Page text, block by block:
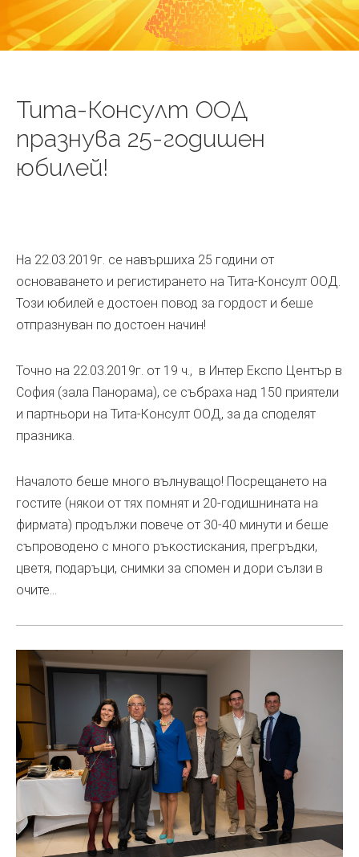
Тита-Консулт ООД
празнува 25-годишен
юбилей!
На 22.03.2019г. се навършиха 25 години от
основаването и регистирането на Тита-Консулт ООД.
Този юбилей е достоен повод за гордост и беше
отпразнуван по достоен начин!
Точно на 22.03.2019г. от 19 ч., в Интер Експо Център в
София (зала Панорама), се събраха над 150 приятели
и партньори на Тита-Консулт ООД, за да споделят
празника.
Началото беше много вълнуващo! Посрещането на
гостите (някои от тях помнят и 20-годишнината на
фирмата) продължи повече от 30-40 минути и беше
съпроводено с много ръкостискания, прегръдки,
цветя, подаръци, снимки за спомен и дори сълзи в
очите…